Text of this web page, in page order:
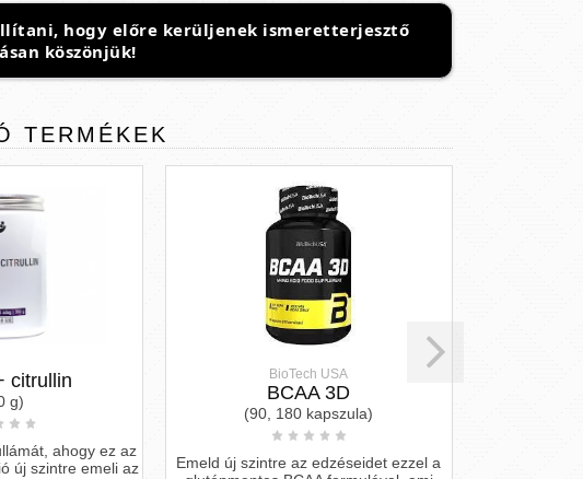
hogy előre kerüljenek ismeretterjesztő
köszönjük!
TERMÉKEK
ahogy ez az
új szintre emeli az
BioTech USA
BCAA 3D
(90, 180 kapszula)
Emeld új szintre az edzéseidet ezzel a